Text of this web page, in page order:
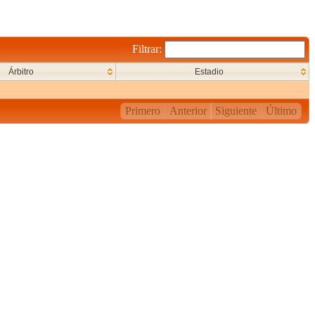
Filtrar:
Árbitro Estadio
Primero Anterior Siguiente Último